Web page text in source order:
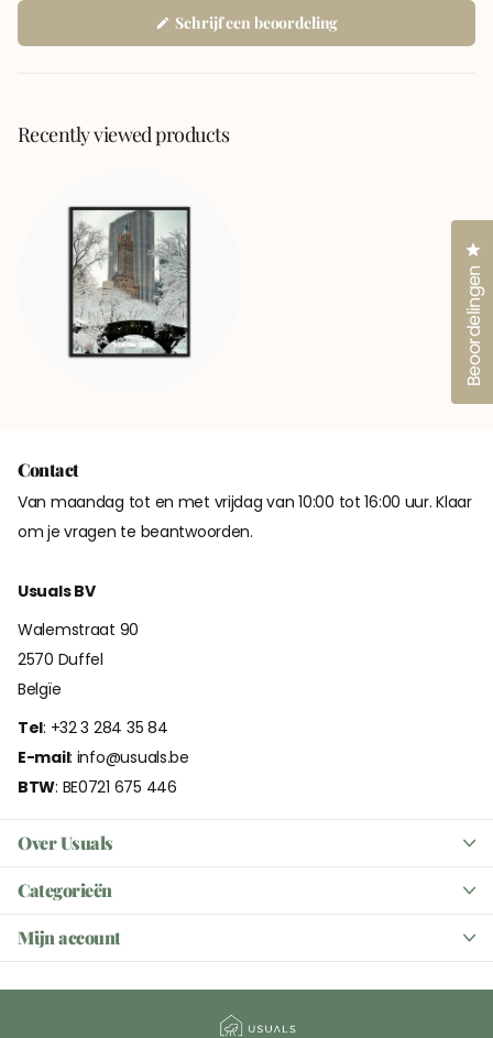
Schrijf een beoordeling(Opent
een
Recently viewed products
Over Usuals
Categorieën
Mijn account
Contact
Van maandag tot en met vrijdag van 10:00 tot 16:00 uur. Klaar
om je vragen te beantwoorden.
Usuals BV
Walemstraat 90
2570 Duffel
Belgïe
Tel: +32 3 284 35 84
E-mail: info@usuals.be
BTW: BE0721 675 446
Beoordelingen